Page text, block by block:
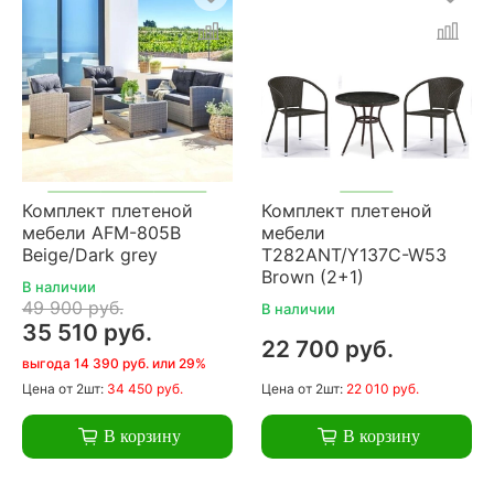
Комплект плетеной
мебели AFM-805B
Beige/Dark grey
В наличии
49 900 руб.
35 510 руб.
выгода 14 390 руб. или 29%
Цена от 2шт: 34 450 руб.
В корзину
Комплект плетеной
мебели
T282ANT/Y137C-W53
Brown (2+1)
В наличии
22 700 руб.
Цена от 2шт: 22 010 руб.
В корзину